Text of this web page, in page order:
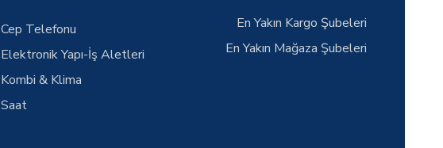
Cep Telefonu
Elektronik Yapı-İş Aletleri
Kombi & Klima
Saat
En Yakın Kargo Şubeleri
En Yakın Mağaza Şubeleri